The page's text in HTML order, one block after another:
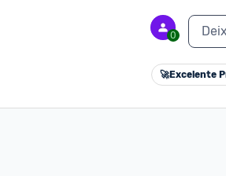
0
🚀Excelente